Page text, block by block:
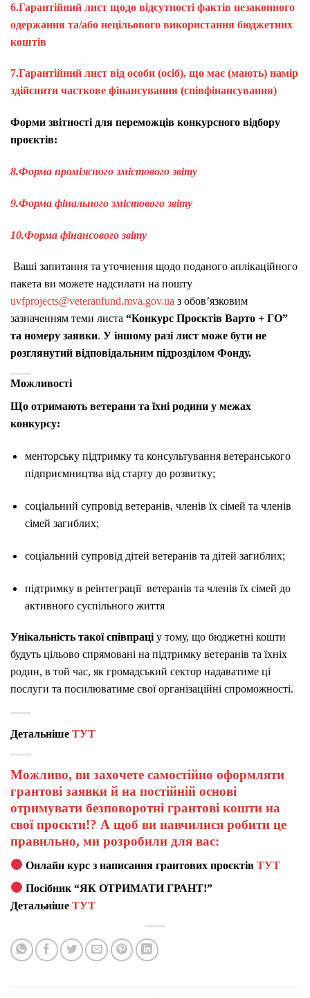
6.Гарантійний лист щодо відсутності фактів незаконного
одержання та/або нецільового використання бюджетних
коштів
7.Гарантійний лист від особи (осіб), що має (мають) намір
здійснити часткове фінансування (співфінансування)
Форми звітності для переможців конкурсного відбору
проєктів:
8.Форма проміжного змістового звіту
9.Форма фінального змістового звіту
10.Форма фінансового звіту
Ваші запитання та уточнення щодо поданого аплікаційного
пакета ви можете надсилати на пошту
uvfprojects@veteranfund.mva.gov.ua з обов’язковим
зазначенням теми листа “Конкурс Проєктів Варто + ГО”
та номеру заявки. У іншому разі лист може бути не
розглянутий відповідальним підрозділом Фонду.
Можливості
Що отримають ветерани та їхні родини у межах
конкурсу:
менторську підтримку та консультування ветеранського
підприємництва від старту до розвитку;
соціальний супровід ветеранів, членів їх сімей та членів
сімей загиблих;
соціальний супровід дітей ветеранів та дітей загиблих;
підтримку в реінтеграції ветеранів та членів їх сімей до
активного суспільного життя
Унікальність такої співпраціу тому, що бюджетні кошти
будуть цільово спрямовані на підтримку ветеранів та їхніх
родин, в той час, як громадський сектор надаватиме ці
послуги та посилюватиме свої організаційні спроможності.
Детальніше ТУТ
Можливо, ви захочете самостійно оформляти
грантові заявки й на постійній основі
отримувати безповоротні грантові кошти на
свої проєкти!? А щоб ви навчилися робити це
правильно, ми розробили для вас:
Онлайн курс з написання грантових проєктівТУТ
Посібник “ЯК ОТРИМАТИ ГРАНТ!”
Детальніше ТУТ